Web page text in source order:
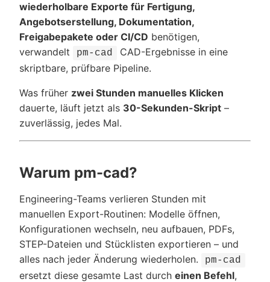
wiederholbare Exporte für Fertigung,
Angebotserstellung, Dokumentation,
Freigabepakete oder CI/CD benötigen,
verwandelt
pm-cad
CAD-Ergebnisse in eine
skriptbare, prüfbare Pipeline.
Was früher zwei Stunden manuelles Klicken
dauerte, läuft jetzt als 30-Sekunden-Skript –
zuverlässig, jedes Mal.
Warum pm-cad?
Engineering-Teams verlieren Stunden mit
manuellen Export-Routinen: Modelle öffnen,
Konfigurationen wechseln, neu aufbauen, PDFs,
STEP-Dateien und Stücklisten exportieren – und
alles nach jeder Änderung wiederholen.
pm-cad
ersetzt diese gesamte Last durch einen Befehl,